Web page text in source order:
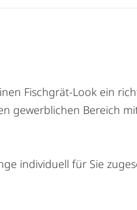
Fischgrät-Look ein
gewerblichen Bereich
individuell für Sie